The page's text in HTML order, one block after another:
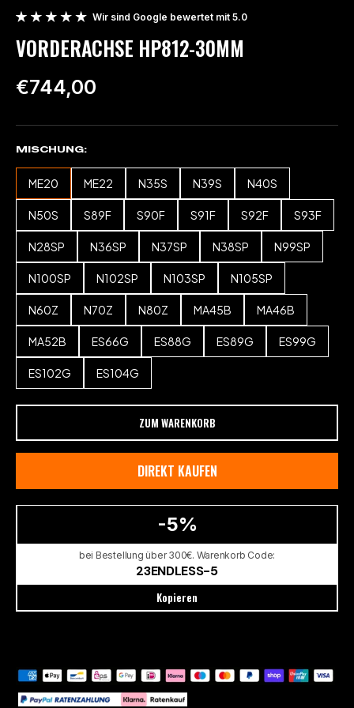
Wir sind Google bewertet mit 5.0
VORDERACHSE HP812-30MM
€744,00
MISCHUNG
ME20 ME22 N35S N39S N40S
N50S S89F S90F S91F S92F S93F
N28SP N36SP N37SP N38SP N99SP
N100SP N102SP N103SP N105SP
N60Z N70Z N80Z MA45B MA46B
MA52B ES66G ES88G ES89G ES99G
ES102G ES104G
ZUM WARENKORB
DIREKT KAUFEN
-5%
bei Bestellung über 300€. Warenkorb Code:
23ENDLESS-5
Kopieren